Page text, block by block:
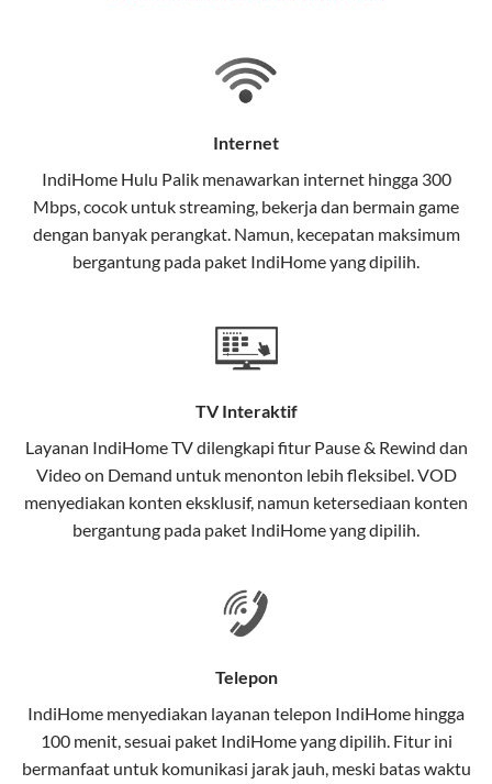
pengguna rumah dan bisnis.
stabil, dan memiliki berbagai pilihan paket IndiHome
Selain internet, layanan IndiHome juga mencakup TV
interaktif (IndiHome TV) dan telepon rumah dalam
satu paket.
Teknologi di Balik WiFi IndiHome
Wifi IndiHome menggunakan teknologi Fiber To The
menggunakan kabel serat optik hingga ke rumah
pelanggan. Teknologi ini memiliki beberapa
keunggulan:
Kecepatan Tinggi
dibandingkan kabel tembaga atau DSL.
elektromagnetik, sehingga koneksi tetap lancar.
Latensi Rendah
Internet
IndiHome Hulu Palik menawarkan internethingga 300
Mbps, cocok untuk streaming, bekerja dan bermain game
dengan banyak perangkat. Namun, kecepatan maksimum
bergantung pada paket IndiHome yang dipilih.
TV Interaktif
Layanan IndiHome TVdilengkapi fitur Pause & Rewind dan
Video on Demand untuk menonton lebih fleksibel. VOD
menyediakan konten eksklusif, namun ketersediaan konten
bergantung pada paket IndiHome yang dipilih.
Telepon
IndiHome menyediakan layanan telepon IndiHome hingga
100 menit, sesuai paket IndiHome yang dipilih. Fitur ini
bermanfaat untuk komunikasi jarak jauh, meski batas waktu